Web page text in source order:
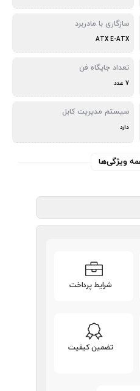
سازگاری با مادربرد
ATX E-ATX
تعداد جایگاه‌ فن
7 عدد
سیستم مدیریت کابل
دارد
ویژگی‌ها
شرایط پرداخت
تضمین کیفیت